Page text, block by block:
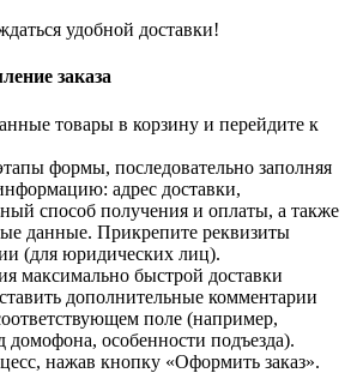
удобной доставки!
заказа
товары в корзину и перейдите к
формы, последовательно заполняя
адрес доставки,
способ получения и оплаты, а также
данные. Прикрепите реквизиты
(для юридических лиц).
максимально быстрой доставки
дополнительные комментарии
поле (например,
домофона, особенности подъезда).
нажав кнопку «Оформить заказ».